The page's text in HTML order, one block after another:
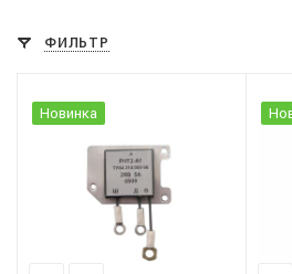
ФИЛЬТР
Новинка